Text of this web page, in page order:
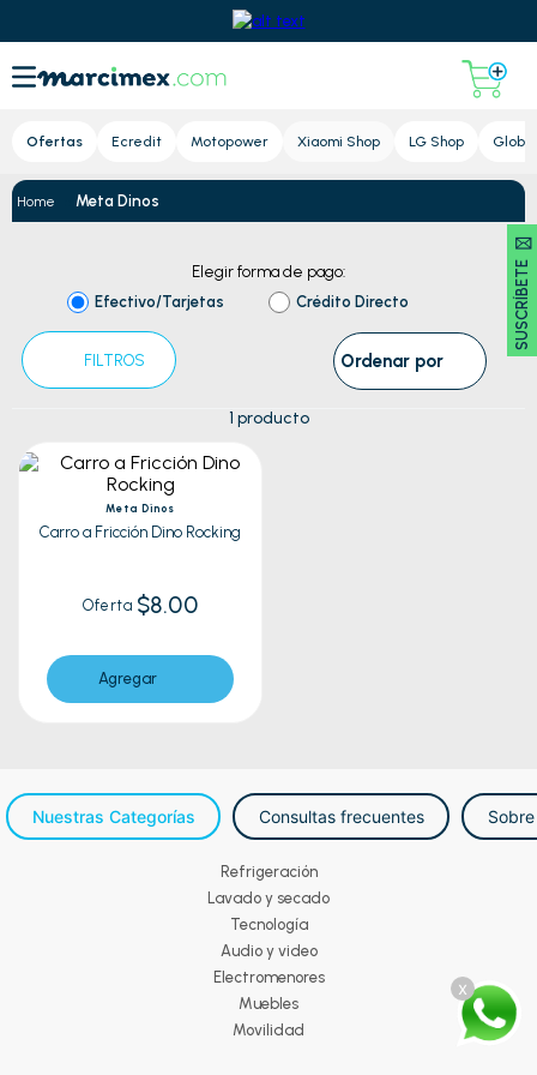
Ofertas Ecredit Motopower Xiaomi Shop LG Shop Global
SUSCRÍBETE 🖂
x
Meta Dinos
Elegir forma de pago:
Efectivo/Tarjetas
Crédito Directo
FILTROS Ordenar por
1 producto
Meta Dinos
Carro a Fricción Dino Rocking
Oferta $8.00
Agregar
Nuestras Categorías Consultas frecuentes
Refrigeración
Lavado y secado
Tecnología
Audio y video
Electromenores
Muebles
Movilidad